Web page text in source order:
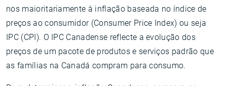
nos maioritariamente à inflação baseada no índice de
preços ao consumidor (Consumer Price Index) ou seja
IPC (CPI). O IPC Canadense reflecte a evolução dos
preços de um pacote de produtos e serviços padrão que
as famílias na Canadá compram para consumo.